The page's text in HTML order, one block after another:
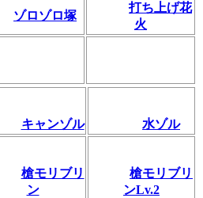
ゾロゾロ塚
打ち上げ花
火
キャンゾル 水ゾル
槍モリブリ
ン
槍モリブリ
ンLv.2